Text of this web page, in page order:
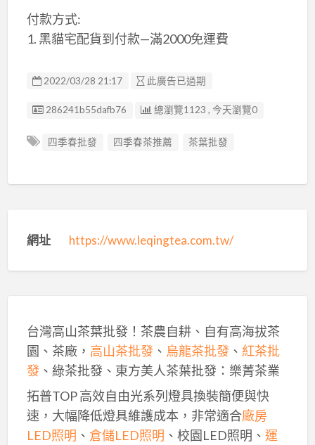
付款方式:
1. 黑貓宅配貨到付款—滿2000免運費
2022/03/28 21:17 此廣告已過期
廣告编號
286241b55dafb76 總瀏覽1123 , 今天瀏覽0
四季春批發 四季春茶推薦 茶葉批發
網址 https://www.leqingtea.com.tw/
台灣高山茶葉批發！茶農自耕、自有高海拔茶
園、茶廠， 高山茶批發、 烏龍茶批發、 紅茶批
發、綠茶批發、東方美人茶葉批發：樂菁茶業
拓普TOP 高效自由光系列燈具換裝簡便與快
速，大幅降低燈具維護成本，非常適合廠房
LED照明 、 倉儲LED照明 、校園LED照明、 運